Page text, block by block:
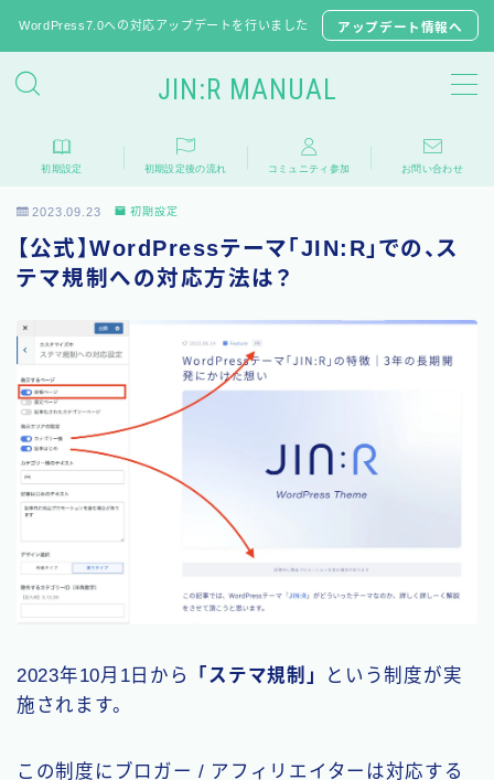
WordPress7.0への対応アップデートを行いました アップデート情報へ
JIN:R MANUAL
JIN:Rの初期設定
子テーマのダウンロード
よくある質問
相談フォーラム
アップデート情報
初期設定 初期設定後の流れ コミュニティ参加 お問い合わせ
2023.09.23 初期設定
【公式】WordPressテーマ「JIN:R」での、ス
テマ規制への対応方法は？
2023年10月1日から 「ステマ規制」
という制度が実
施されます。
この制度にブロガー / アフィリエイターは対応する